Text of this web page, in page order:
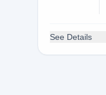
See Details